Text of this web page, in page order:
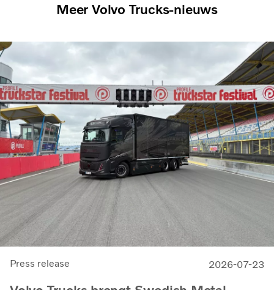
Meer Volvo Trucks-nieuws
Press release 2026-07-23